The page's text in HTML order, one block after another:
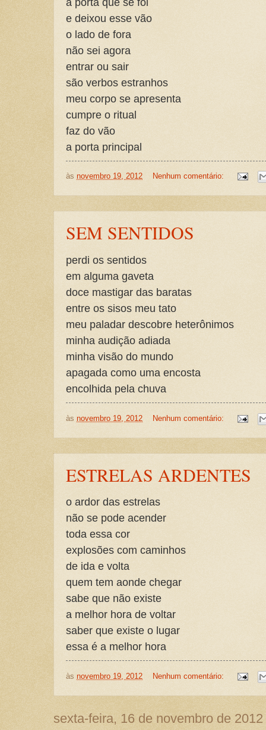
e deixou esse vão
o lado de fora
não sei agora
entrar ou sair
são verbos estranhos
meu corpo se apresenta
cumpre o ritual
faz do vão
a porta principal
às novembro 19, 2012 Nenhum comentário:
SEM SENTIDOS
perdi os sentidos
em alguma gaveta
doce mastigar das baratas
entre os sisos meu tato
meu paladar descobre heterônimos
minha audição adiada
minha visão do mundo
apagada como uma encosta
encolhida pela chuva
às novembro 19, 2012 Nenhum comentário:
ESTRELAS ARDENTES
o ardor das estrelas
não se pode acender
toda essa cor
explosões com caminhos
de ida e volta
quem tem aonde chegar
sabe que não existe
a melhor hora de voltar
saber que existe o lugar
essa é a melhor hora
às novembro 19, 2012 Nenhum comentário:
sexta-feira, 16 de novembro de 2012